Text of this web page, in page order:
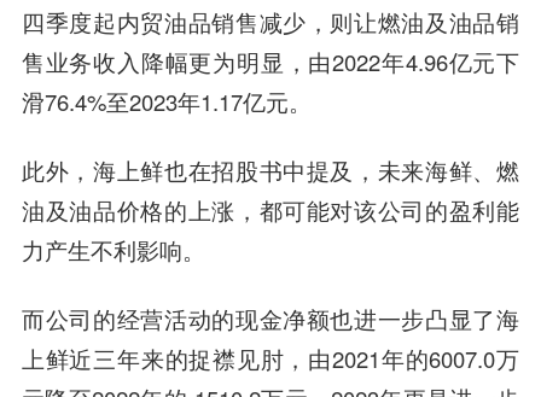
四季度起内贸油品销售减少，则让燃油及油品销
售业务收入降幅更为明显，由2022年4.96亿元下
滑76.4%至2023年1.17亿元。
此外，海上鲜也在招股书中提及，未来海鲜、燃
油及油品价格的上涨，都可能对该公司的盈利能
力产生不利影响。
而公司的经营活动的现金净额也进一步凸显了海
上鲜近三年来的捉襟见肘，由2021年的6007.0万